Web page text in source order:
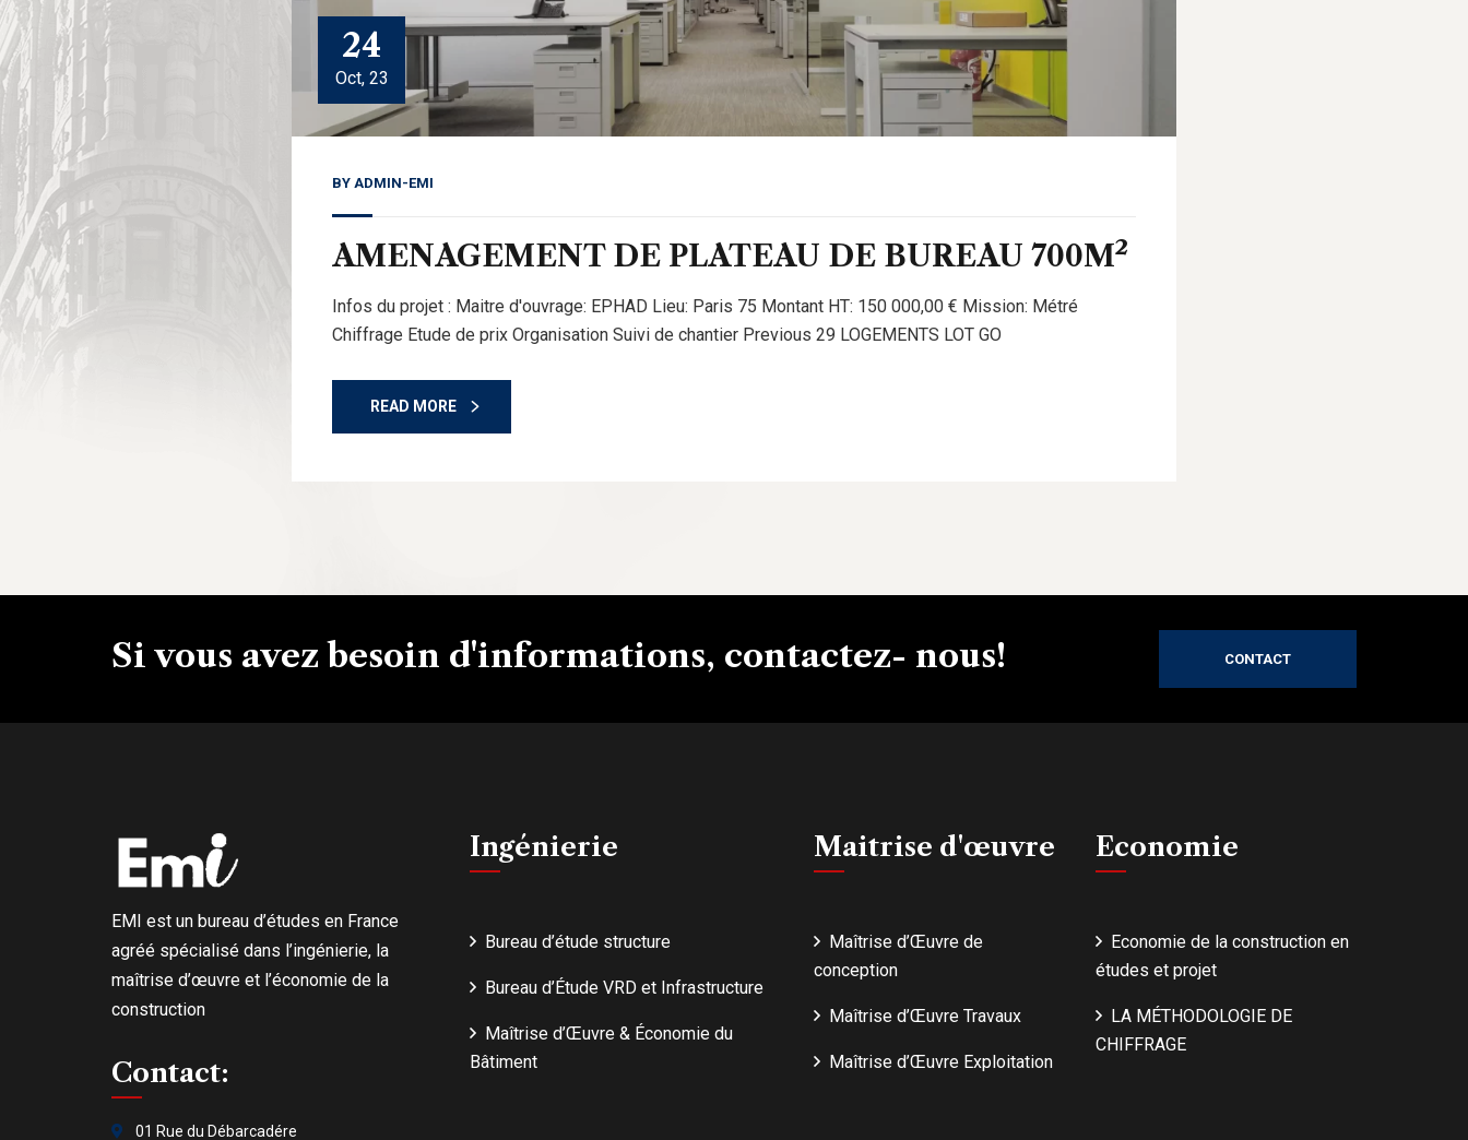
24
Oct, 23
BY ADMIN-EMI
AMENAGEMENT DE PLATEAU DE BUREAU 700M²
Infos du projet : Maitre d'ouvrage: EPHAD Lieu: Paris 75 Montant HT: 150 000,00 € Mission: Métré
Chiffrage Etude de prix Organisation Suivi de chantier Previous 29 LOGEMENTS LOT GO
READ MORE
Si vous avez besoin d'informations, contactez- nous! CONTACT
EMI est un bureau d’études en France
agréé spécialisé dans l’ingénierie, la
maîtrise d’œuvre et l’économie de la
construction
Contact:
01 Rue du Débarcadére
Ingénierie
Bureau d’étude structure
Bureau d’Étude VRD et Infrastructure
Maîtrise d’Œuvre & Économie du
Bâtiment
Maitrise d'œuvre
Maîtrise d’Œuvre de
conception
Maîtrise d’Œuvre Travaux
Maîtrise d’Œuvre Exploitation
Economie
Economie de la construction en
études et projet
LA MÉTHODOLOGIE DE
CHIFFRAGE